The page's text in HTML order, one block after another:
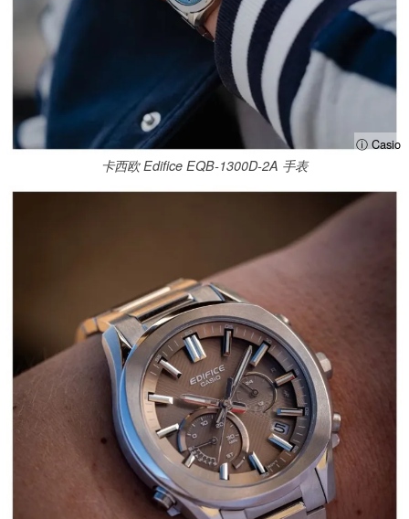
ⓘ Casio
卡西欧 Edifice EQB-1300D-2A 手表